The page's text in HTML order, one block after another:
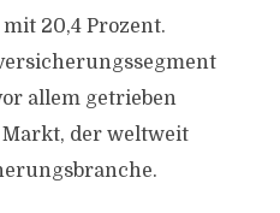
20,4 Prozent.
allem getrieben
der weltweit